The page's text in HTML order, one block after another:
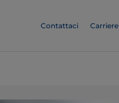
Contattaci Carriere